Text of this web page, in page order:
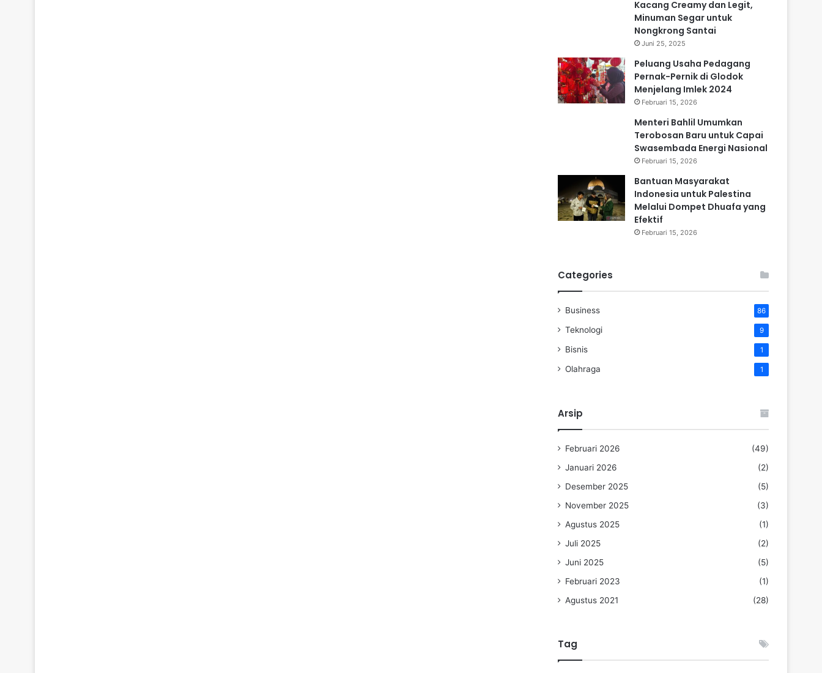
Kacang Creamy dan Legit,
Minuman Segar untuk
Nongkrong Santai
Juni 25, 2025
Peluang Usaha Pedagang
Pernak-Pernik di Glodok
Menjelang Imlek 2024
Februari 15, 2026
Menteri Bahlil Umumkan
Terobosan Baru untuk Capai
Swasembada Energi Nasional
Februari 15, 2026
Bantuan Masyarakat
Indonesia untuk Palestina
Melalui Dompet Dhuafa yang
Efektif
Februari 15, 2026
Categories
Business 86
Teknologi 9
Bisnis 1
Olahraga 1
Arsip
Februari 2026
(49)
Januari 2026
(2)
Desember 2025
(5)
November 2025
(3)
Agustus 2025
(1)
Juli 2025
(2)
Juni 2025
(5)
Februari 2023
(1)
Agustus 2021
(28)
Tag